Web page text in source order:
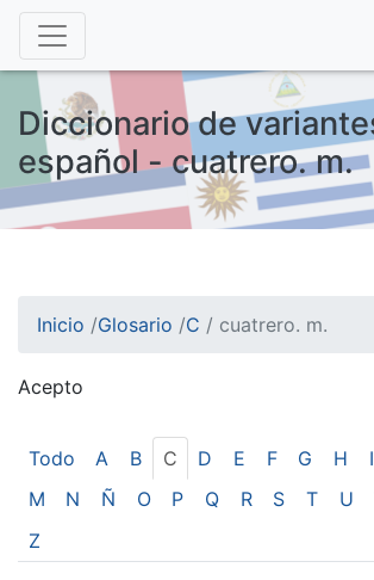
Diccionario de
español - cuatrero. m.
Inicio /Glosario /C / cuatrero. m.
Acepto
Esto nos ayuda a recolectar
Todo A B C D E F G H I
M
N Ñ O P Q R S T U
Z